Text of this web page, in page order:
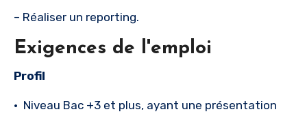
– Réaliser un reporting.
Exigences de l'emploi
Profil
· Niveau Bac +3 et plus, ayant une présentation